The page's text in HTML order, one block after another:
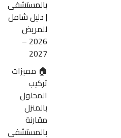
بالمستشفى
| دليل شامل
للمريض
2026 –
2027
🏠 مميزات
تركيب
المحلول
بالمنزل
مقارنة
بالمستشفى